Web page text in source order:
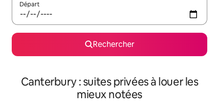
Départ
Rechercher
Canterbury : suites privées à louer les
mieux notées